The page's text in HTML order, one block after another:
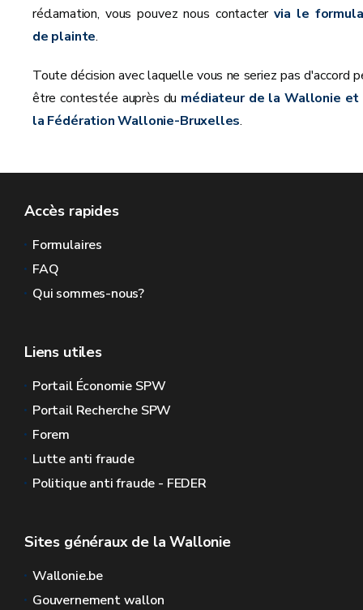
réclamation, vous pouvez nous contactervia le
de plainte.
Toute décision avec laquelle vous ne seriez pas d'accord
être contestée auprès du médiateur de la Wallonie et
la Fédération Wallonie-Bruxelles.
Accès rapides
Formulaires
FAQ
Qui sommes-nous?
Liens utiles
Portail Économie SPW
Portail Recherche SPW
Forem
Lutte anti fraude
Politique anti fraude - FEDER
Sites généraux de la Wallonie
Wallonie.be
Gouvernement wallon